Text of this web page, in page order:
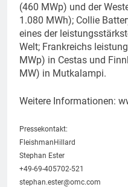
(460 MWp) und der
1.080 MWh); Collie
eines der
Welt; Frankreichs
MWp) in Cestas und
MW) in Mutkalampi.
Weitere Informationen:
Pressekontakt:
FleishmanHillard
Stephan Ester
+49-69-405702-521
stephan.ester@omc.com